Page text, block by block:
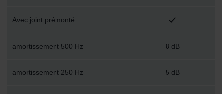
Avec joint prémonté
amortissement 500 Hz 8 dB
amortissement 250 Hz 5 dB